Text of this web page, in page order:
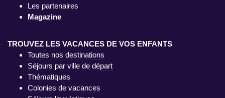
Les partenaires
Magazine
TROUVEZ LES VACANCES DE VOS ENFANTS
Toutes nos destinations
Séjours par ville de départ
Thématiques
Colonies de vacances